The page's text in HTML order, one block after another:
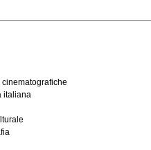
italiana